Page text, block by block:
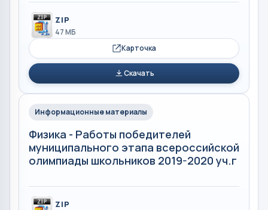
ZIP
47 МБ
Карточка
Скачать
Информационные материалы
Физика - Работы победителей
муниципального этапа всероссийской
олимпиады школьников 2019-2020 уч.г
ZIP